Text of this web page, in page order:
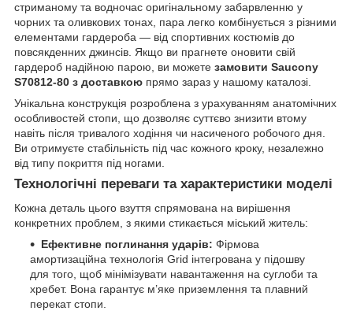
стриманому та водночас оригінальному забарвленню у
чорних та оливкових тонах, пара легко комбінується з різними
елементами гардероба — від спортивних костюмів до
повсякденних джинсів. Якщо ви прагнете оновити свій
гардероб надійною парою, ви можете замовити Saucony
S70812-80 з доставкою прямо зараз у нашому каталозі.
Унікальна конструкція розроблена з урахуванням анатомічних
особливостей стопи, що дозволяє суттєво знизити втому
навіть після тривалого ходіння чи насиченого робочого дня.
Ви отримуєте стабільність під час кожного кроку, незалежно
від типу покриття під ногами.
Технологічні переваги та характеристики моделі
Кожна деталь цього взуття спрямована на вирішення
конкретних проблем, з якими стикається міський житель:
Ефективне поглинання ударів: Фірмова
амортизаційна технологія Grid інтегрована у підошву
для того, щоб мінімізувати навантаження на суглоби та
хребет. Вона гарантує м’яке приземлення та плавний
перекат стопи.